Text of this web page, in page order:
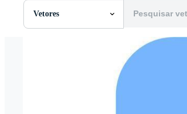
Vetores
Todas Imagens